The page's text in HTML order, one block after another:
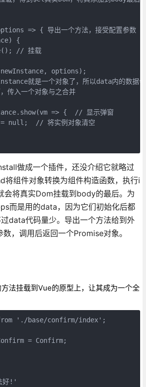
=> { 导出一个方法，接受配置参数
{
// 挂载
options);
就是一个对象了，所以data内的数据会
传入一个对象与之合并
=> {  // 显示弹窗
null;  // 将实例对象清空
做成一个插件，还没介绍它就略过
将组件对象转换为组件构造函数，执行i
会将真实Dom挂载到body的最后。为
而是用的data，因为它们初始化后都
data代码量少。导出一个方法给到外
，调用后返回一个Promise对象。
法挂载到Vue的原型上，让其成为一个全
'./base/confirm/index';
= Confirm;
!'